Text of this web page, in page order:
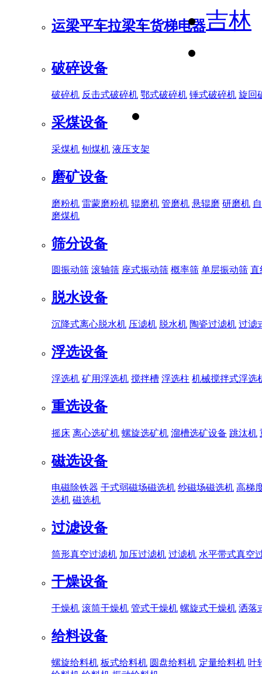
运梁平车拉梁车货梯电器
破碎设备
破碎机 反击式破碎机 鄂式破碎机 锤式破碎机 旋回
采煤设备
采煤机 刨煤机 液压支架
磨矿设备
磨粉机 雷蒙磨粉机 辊磨机 管磨机 悬辊磨 研磨机
磨煤机
筛分设备
圆振动筛 滚轴筛 座式振动筛 概率筛 单层振动筛 直
脱水设备
沉降式离心脱水机 压滤机 脱水机 陶瓷过滤机 过滤
浮选设备
浮选机 矿用浮选机 搅拌槽 浮选柱 机械搅拌式浮选
重选设备
摇床 离心选矿机 螺旋选矿机 溜槽选矿设备 跳汰机
磁选设备
电磁除铁器 干式弱磁场磁选机 纱磁场磁选机 高梯
选机 磁选机
过滤设备
筒形真空过滤机 加压过滤机 过滤机 水平带式真空
干燥设备
干燥机 滚筒干燥机 管式干燥机 螺旋式干燥机 洒落
给料设备
螺旋给料机 板式给料机 圆盘给料机 定量给料机 叶
吉林